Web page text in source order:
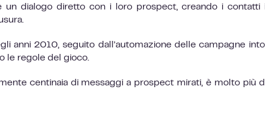
un dialogo diretto con i loro prospect, creando i contatti
anni 2010, seguito dall’automazione delle campagne
le regole del gioco.
centinaia di messaggi a prospect mirati, è molto più